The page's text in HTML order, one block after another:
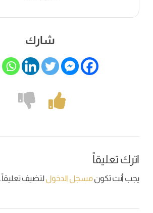
شارك
اترك تعليقاً
يجب أنت تكونمسجل الدخوللتضيف تعليقاً.